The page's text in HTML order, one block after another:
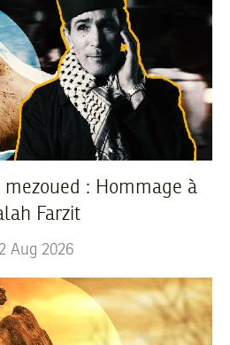
mezoued : Hommage à
Farzit
Aug 2026